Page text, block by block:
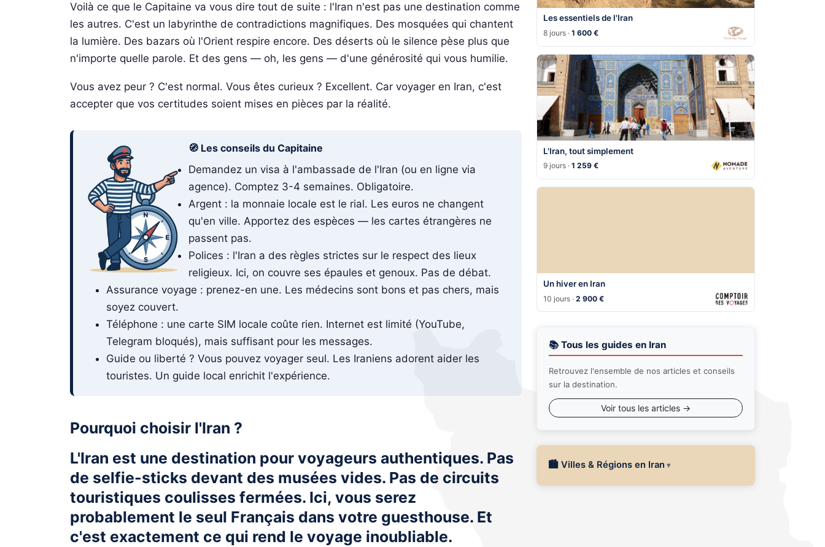
Voilà ce que le Capitaine va vous dire tout de suite : l'Iran n'est pas une destination comme
les autres. C'est un labyrinthe de contradictions magnifiques. Des mosquées qui chantent
la lumière. Des bazars où l'Orient respire encore. Des déserts où le silence pèse plus que
n'importe quelle parole. Et des gens — oh, les gens — d'une générosité qui vous humilie.
Vous avez peur ? C'est normal. Vous êtes curieux ? Excellent. Car voyager en Iran, c'est
accepter que vos certitudes soient mises en pièces par la réalité.
🧭 Les conseils du Capitaine
Demandez un visa à l'ambassade de l'Iran (ou en ligne via
agence). Comptez 3-4 semaines. Obligatoire.
Argent : la monnaie locale est le rial. Les euros ne changent
qu'en ville. Apportez des espèces — les cartes étrangères ne
passent pas.
Polices : l'Iran a des règles strictes sur le respect des lieux
religieux. Ici, on couvre ses épaules et genoux. Pas de débat.
Assurance voyage : prenez-en une. Les médecins sont bons et pas chers, mais
soyez couvert.
Téléphone : une carte SIM locale coûte rien. Internet est limité (YouTube,
Telegram bloqués), mais suffisant pour les messages.
Guide ou liberté ? Vous pouvez voyager seul. Les Iraniens adorent aider les
touristes. Un guide local enrichit l'expérience.
Pourquoi choisir l'Iran ?
L'Iran est une destination pour voyageurs authentiques. Pas
de selfie-sticks devant des musées vides. Pas de circuits
touristiques coulisses fermées. Ici, vous serez
probablement le seul Français dans votre guesthouse. Et
c'est exactement ce qui rend le voyage inoubliable.
Les essentiels de l'Iran
8 jours ·1 600 €
L'Iran, tout simplement
9 jours ·1 259 €
Un hiver en Iran
10 jours ·2 900 €
📚 Tous les guides en Iran
Retrouvez l'ensemble de nos articles et conseils
sur la destination.
Voir tous les articles →
🏙 Villes & Régions en Iran